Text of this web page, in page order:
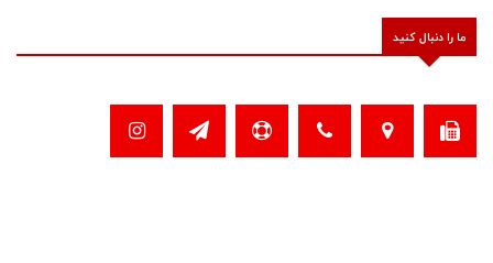
ما را دنبال کنید